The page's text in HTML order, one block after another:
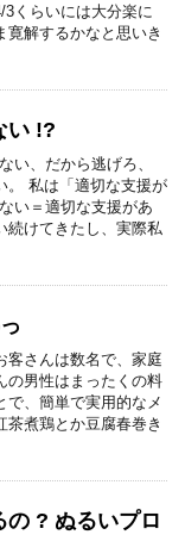
くらいには大分楽に
寛解するかなと思いき
い !?
い、だから逃げろ、
。 私は「適切な支援が
い＝適切な支援があ
続けてきたし、実際私
客さんは数名で、家庭
の男性はまったくの料
で、簡単で実用的なメ
茶煮鶏とか豆腐春巻き
の ? ぬるいプロ